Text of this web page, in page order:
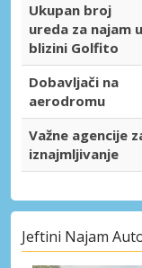
Ukupan broj
ureda za najam u
blizini Golfito
Dobavljači na
aerodromu
Važne agencije
iznajmljivanje
Jeftini Najam